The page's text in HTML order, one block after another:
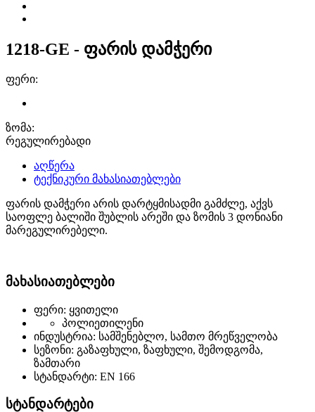
1218-GE - ფარის დამჭერი
ფერი:
ზომა:
რეგულირებადი
აღწერა
ტექნიკური მახასიათებლები
ფარის დამჭერი არის დარტყმისადმი გამძლე, აქვს
საოფლე ბალიში შუბლის არეში და ზომის 3 დონიანი
მარეგულირებელი.
მახასიათებლები
ფერი: ყვითელი
პოლიეთილენი
ინდუსტრია: სამშენებლო, სამთო მრეწველობა
სეზონი: გაზაფხული, ზაფხული, შემოდგომა,
ზამთარი
სტანდარტი: EN 166
სტანდარტები